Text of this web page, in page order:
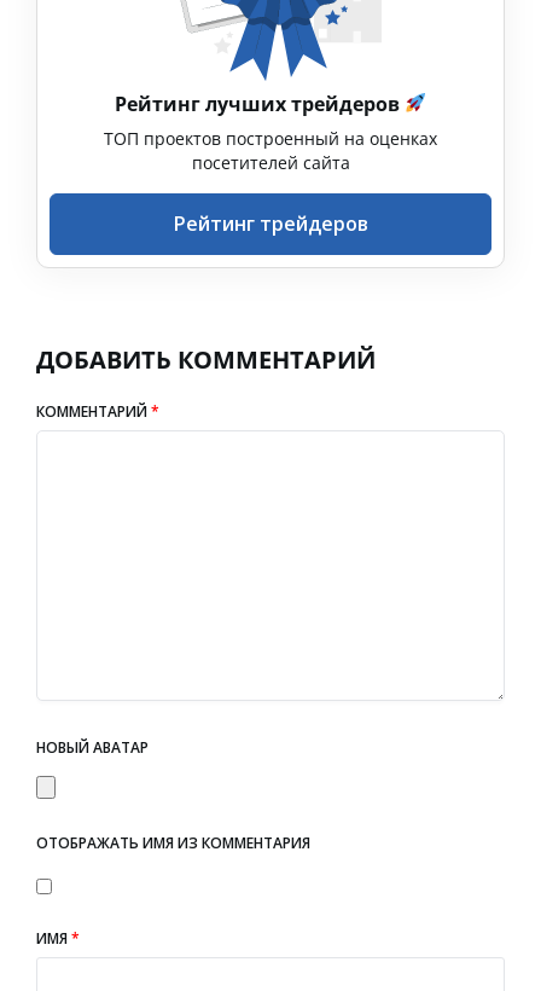
Рейтинг лучших трейдеров
ТОП проектов построенный на оценках
посетителей сайта
Рейтинг трейдеров
ДОБАВИТЬ КОММЕНТАРИЙ
КОММЕНТАРИЙ*
НОВЫЙ АВАТАР
ОТОБРАЖАТЬ ИМЯ ИЗ КОММЕНТАРИЯ
ИМЯ*